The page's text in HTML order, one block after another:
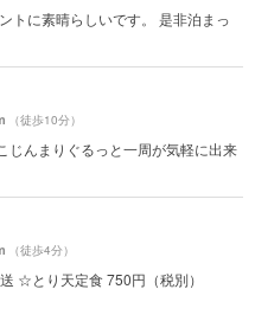
トに素晴らしいです。 是非泊まっ
（徒歩10分）
じんまりぐるっと一周が気軽に出来
（徒歩4分）
☆とり天定食 750円（税別）